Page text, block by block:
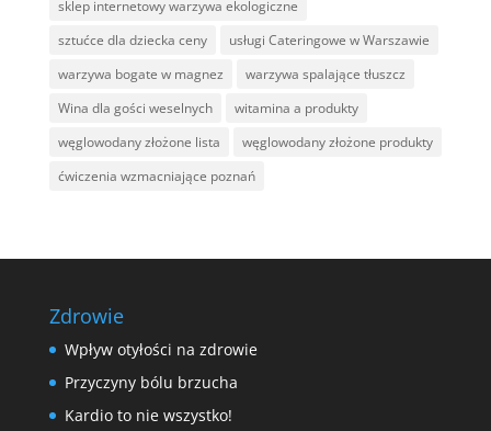
sklep internetowy warzywa ekologiczne
sztućce dla dziecka ceny
usługi Cateringowe w Warszawie
warzywa bogate w magnez
warzywa spalające tłuszcz
Wina dla gości weselnych
witamina a produkty
węglowodany złożone lista
węglowodany złożone produkty
ćwiczenia wzmacniające poznań
Zdrowie
Wpływ otyłości na zdrowie
Przyczyny bólu brzucha
Kardio to nie wszystko!